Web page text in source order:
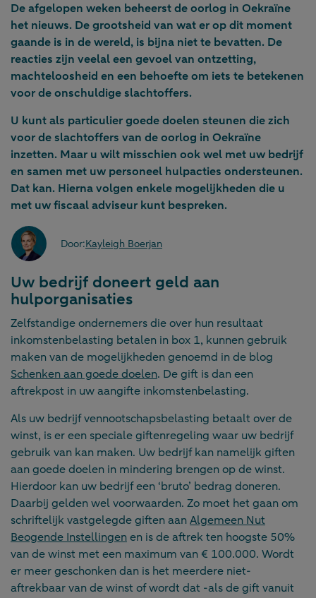
De afgelopen weken beheerst de oorlog in Oekraïne
het nieuws. De grootsheid van wat er op dit moment
gaande is in de wereld, is bijna niet te bevatten. De
reacties zijn veelal een gevoel van ontzetting,
machteloosheid en een behoefte om iets te betekenen
voor de onschuldige slachtoffers.
U kunt als particulier goede doelen steunen die zich
voor de slachtoffers van de oorlog in Oekraïne
inzetten. Maar u wilt misschien ook wel met uw bedrijf
en samen met uw personeel hulpacties ondersteunen.
Dat kan. Hierna volgen enkele mogelijkheden die u
met uw fiscaal adviseur kunt bespreken.
Door:Kayleigh Boerjan
Uw bedrijf doneert geld aan
hulporganisaties
Zelfstandige ondernemers die over hun resultaat
inkomstenbelasting betalen in box 1, kunnen gebruik
maken van de mogelijkheden genoemd in de blog
Schenken aan goede doelen. De gift is dan een
aftrekpost in uw aangifte inkomstenbelasting.
Als uw bedrijf vennootschapsbelasting betaalt over de
winst, is er een speciale giftenregeling waar uw bedrijf
gebruik van kan maken. Uw bedrijf kan namelijk giften
aan goede doelen in mindering brengen op de winst.
Hierdoor kan uw bedrijf een ‘bruto’ bedrag doneren.
Daarbij gelden wel voorwaarden. Zo moet het gaan om
schriftelijk vastgelegde giften aanAlgemeen Nut
Beogende Instellingenen is de aftrek ten hoogste 50%
van de winst met een maximum van € 100.000. Wordt
er meer geschonken dan is het meerdere niet-
aftrekbaar van de winst of wordt dat -als de gift vanuit